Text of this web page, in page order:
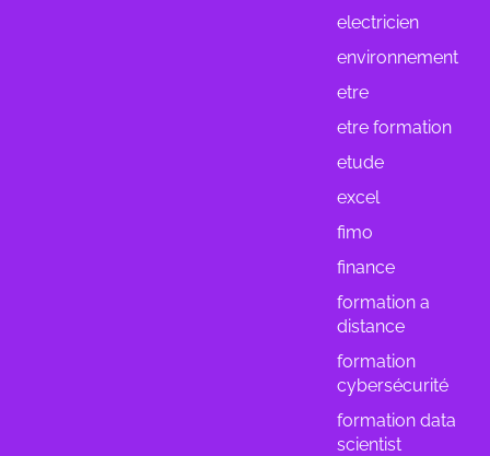
electricien
environnement
etre
etre formation
etude
excel
fimo
finance
formation a
distance
formation
cybersécurité
formation data
scientist